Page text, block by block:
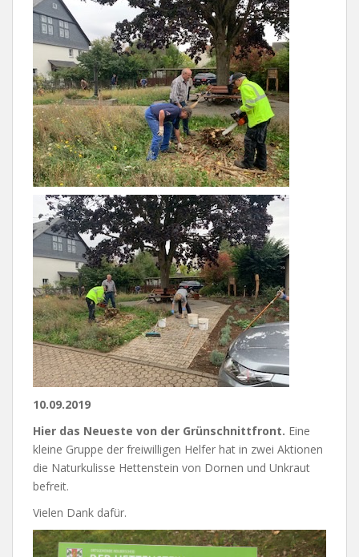
10.09.2019
Hier das Neueste von der Grünschnittfront. Eine
kleine Gruppe der freiwilligen Helfer hat in zwei Aktionen
die Naturkulisse Hettenstein von Dornen und Unkraut
befreit.
Vielen Dank dafür.